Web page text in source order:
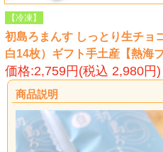
【冷凍】
初島ろまんす しっとり生チョ
白14枚）ギフト手土産【熱海
価格:2,759円(税込 2,980円)
商品説明